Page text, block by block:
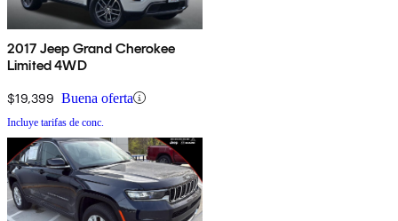
2017 Jeep Grand Cherokee
Limited 4WD
$19,399 Buena oferta
Incluye tarifas de conc.